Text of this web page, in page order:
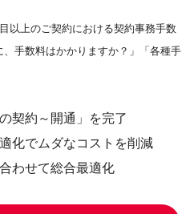
以上のご契約における契約事務手数
手数料はかかりますか？」「各種手
契約～開通」を完了
化でムダなコストを削減
わせて総合最適化